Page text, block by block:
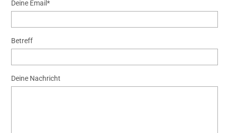
Deine Email*
Betreff
Deine Nachricht